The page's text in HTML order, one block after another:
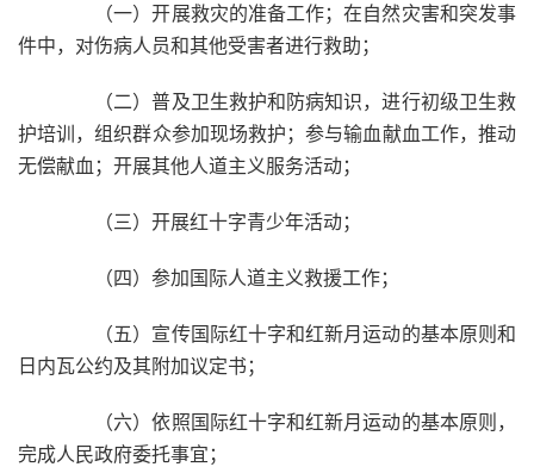
（一）开展救灾的准备工作；在自然灾害和突发事
件中，对伤病人员和其他受害者进行救助；
（二）普及卫生救护和防病知识，进行初级卫生救
护培训，组织群众参加现场救护；参与输血献血工作，推动
无偿献血；开展其他人道主义服务活动；
（三）开展红十字青少年活动；
（四）参加国际人道主义救援工作；
（五）宣传国际红十字和红新月运动的基本原则和
日内瓦公约及其附加议定书；
（六）依照国际红十字和红新月运动的基本原则，
完成人民政府委托事宜；